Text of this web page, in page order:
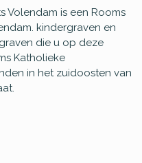
Volendam is een Rooms
kindergraven en
die u op deze
Katholieke
in het zuidoosten van